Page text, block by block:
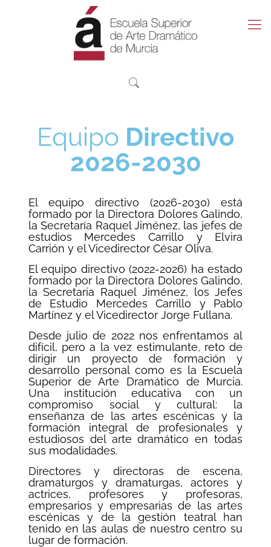
Equipo Directivo
2026-2030
El equipo directivo (2026-2030) está
formado por la Directora Dolores Galindo,
la Secretaría Raquel Jiménez, las jefes de
estudios Mercedes Carrillo y Elvira
Carrión y el Vicedirector César Oliva.
El equipo directivo (2022-2026) ha estado
formado por la Directora Dolores Galindo,
la Secretaria Raquel Jiménez, los Jefes
de Estudio Mercedes Carrillo y Pablo
Martínez y el Vicedirector Jorge Fullana.
Desde julio de 2022 nos enfrentamos al
difícil, pero a la vez estimulante, reto de
dirigir un proyecto de formación y
desarrollo personal como es la Escuela
Superior de Arte Dramático de Murcia.
Una institución educativa con un
compromiso social y cultural: la
enseñanza de las artes escénicas y la
formación integral de profesionales y
estudiosos del arte dramático en todas
sus modalidades.
Directores y directoras de escena,
dramaturgos y dramaturgas, actores y
actrices, profesores y profesoras,
empresarios y empresarias de las artes
escénicas y de la gestión teatral han
tenido en las aulas de nuestro centro su
lugar de formación.